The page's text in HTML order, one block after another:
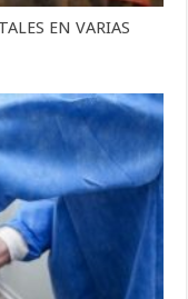
EN VARIAS